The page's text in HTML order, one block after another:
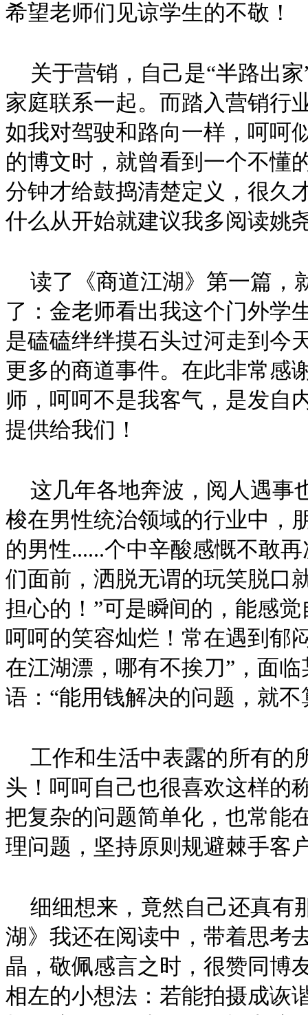
希望老师们见谅学生的不敬！
关于营销，自己是“半路出
家庭联系一起。而踏入营销行
如我对驾驶和路向一样，呵呵
的博文时，就曾看到一个不懂
分钟才给鼓捣清楚定义，很久
什么从开始就建议我多阅读姚
读了《商道江湖》第一篇，
了：金老师看出我这个门外学
是磕磕绊绊摸石头过河走到今
更多的商道事件。在此非常感
师，呵呵不是我客气，是发自
提供给我们！
这几年各地奔波，阅人遇事
梭在男性统治领域的行业中，
的男性......个中辛酸感慨不敢
们面前，洒脱无谓的玩笑脱口
担心的！”可是瞬间的，能感
呵呵的笑容灿烂！常在遇到郁
在江湖漂，哪有不挨刀”，面
语：“能用钱解决的问题，就
工作和生活中表露的所有的
头！呵呵自己也很喜欢这样的
把复杂的问题简单化，也常能
理问题，坚持原则规避棘手客
细细想来，竟然自己还真有
湖》我还在阅读中，带着思考
晶，敬佩感言之时，很赞同博
相左的小想法：若能拍摄成诙